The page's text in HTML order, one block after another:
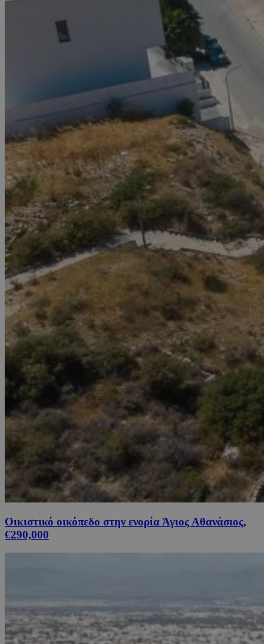
Οικιστικό οικόπεδο στην ενορία Άγιος Αθανάσιος,
€290,000